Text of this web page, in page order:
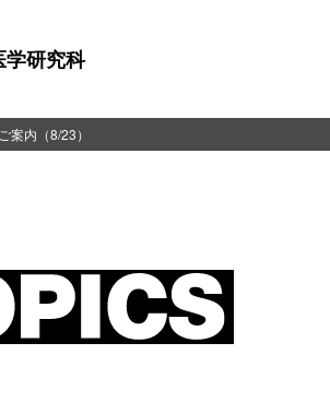
学研究科
案内（8/23）